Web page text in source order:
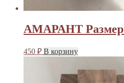
АМАРАНТ Размер
450 ₽ В корзину